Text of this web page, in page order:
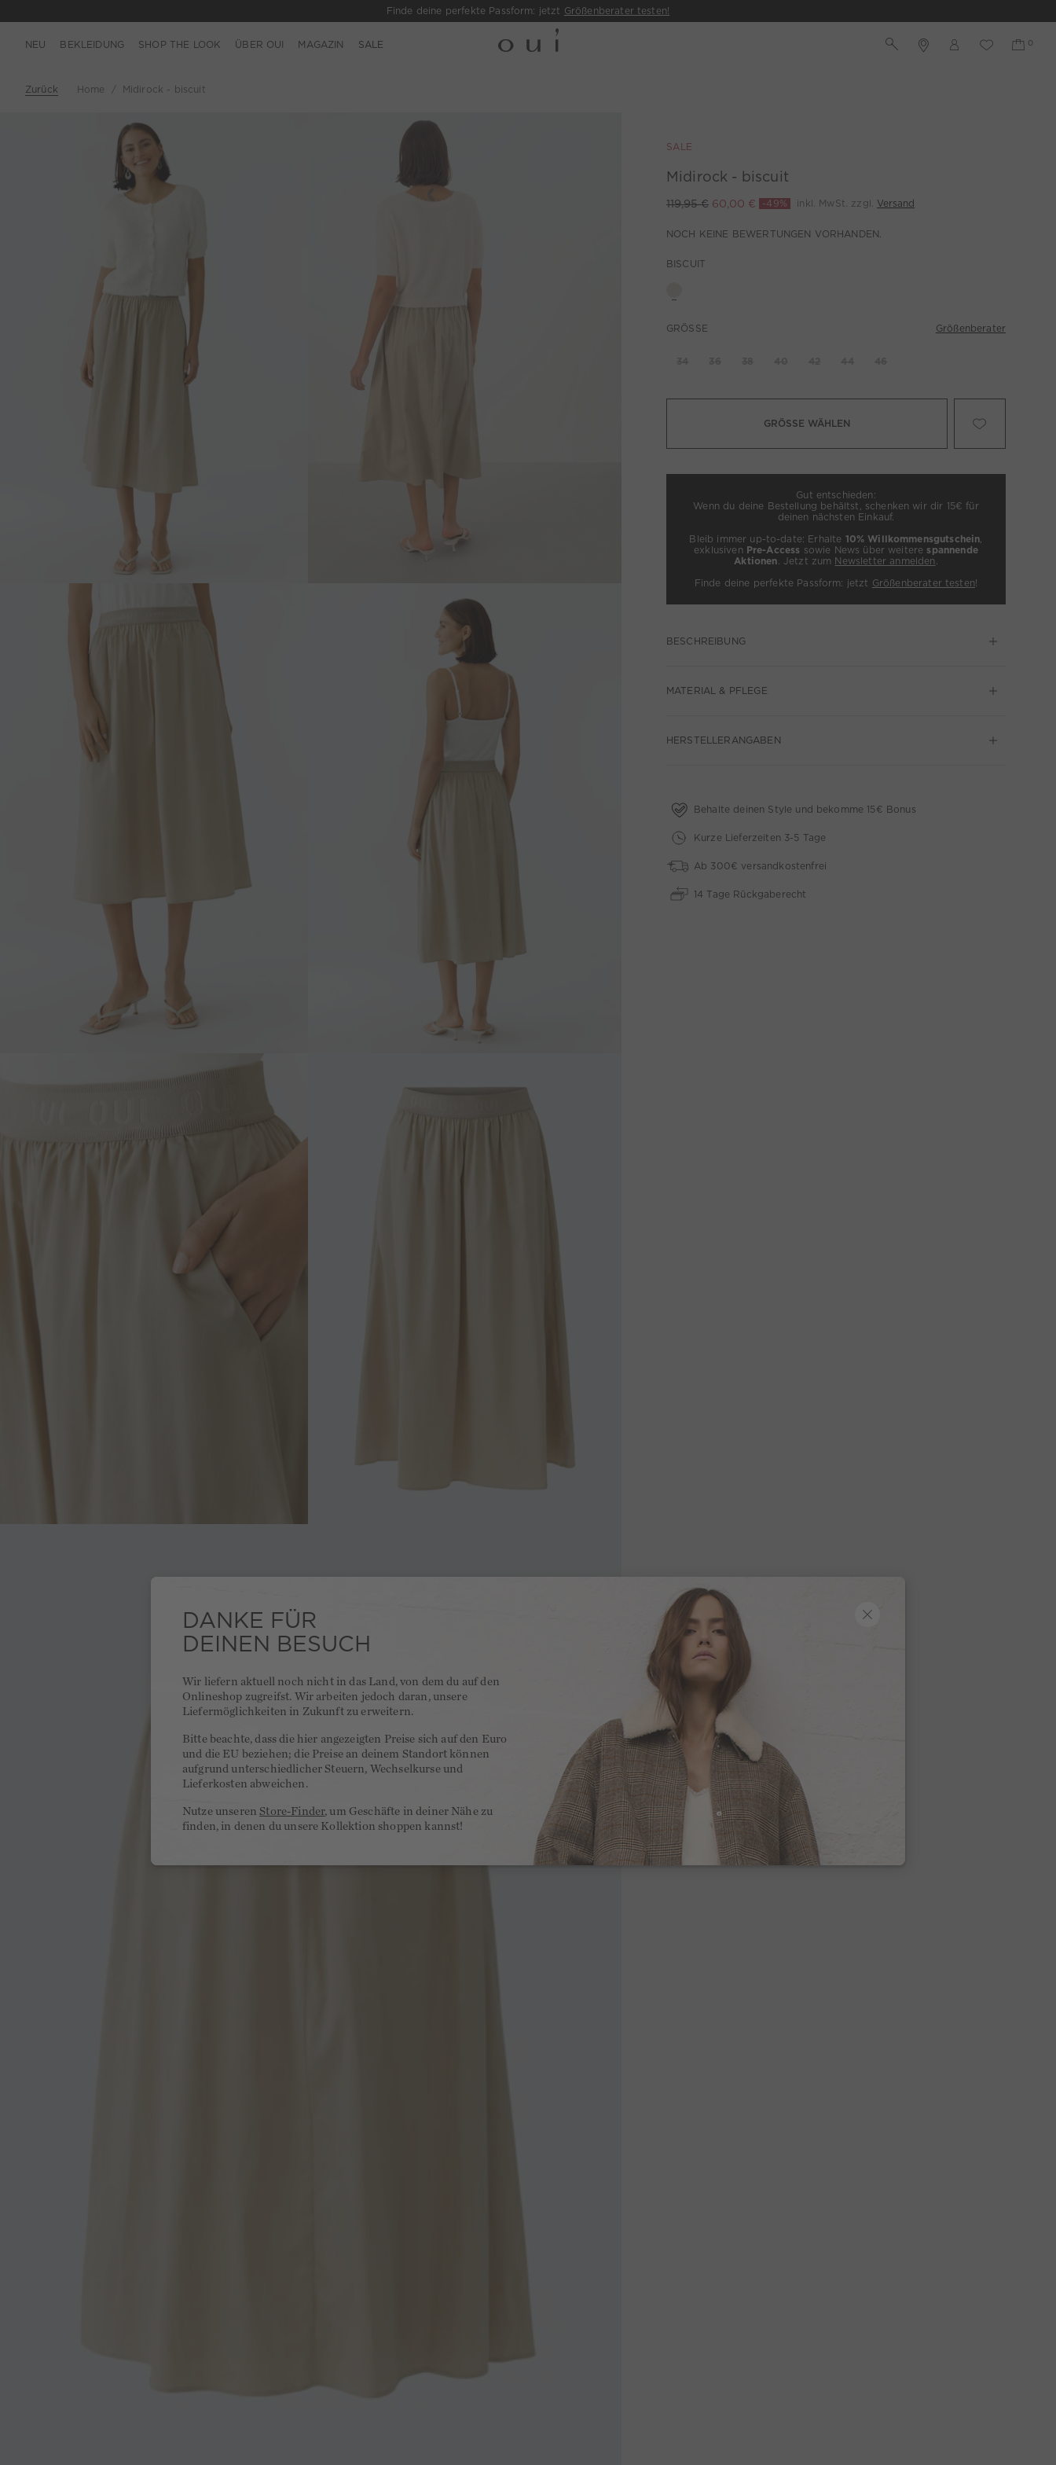
Finde deine perfekte Passform: jetzt Größenberater testen!
NEU BEKLEIDUNG SHOP THE LOOK ÜBER OUI MAGAZIN SALE
Zurück Home Midirock - biscuit
SALE
Midirock - biscuit
119,95 € 60,00 € -49% inkl. MwSt. zzgl. Versand
NOCH KEINE BEWERTUNGEN VORHANDEN.
BISCUIT
GRÖSSE Größenberater
GRÖSSE WÄHLEN
Gut entschieden:
Wenn du deine Bestellung behältst, schenken wir dir 15€ für
deinen nächsten Einkauf.
Bleib immer up-to-date: Erhalte 10% Willkommensgutschein,
exklusiven Pre-Access sowie News über weitere spannende
Aktionen. Jetzt zum Newsletter anmelden .
Finde deine perfekte Passform: jetzt Größenberater testen!
BESCHREIBUNG
MATERIAL & PFLEGE
HERSTELLERANGABEN
Behalte deinen Style und bekomme 15€ Bonus
Kurze Lieferzeiten 3-5 Tage
Ab 300€ versandkostenfrei
14 Tage Rückgaberecht
DANKE FÜR
DEINEN BESUCH
Wir liefern aktuell noch nicht in das Land, von dem du auf den
Onlineshop zugreifst. Wir arbeiten jedoch daran, unsere
Liefermöglichkeiten in Zukunft zu erweitern.
Bitte beachte, dass die hier angezeigten Preise sich auf den Euro
und die EU beziehen; die Preise an deinem Standort können
aufgrund unterschiedlicher Steuern, Wechselkurse und
Lieferkosten abweichen.
Nutze unseren Store-Finder, um Geschäfte in deiner Nähe zu
finden, in denen du unsere Kollektion shoppen kannst!